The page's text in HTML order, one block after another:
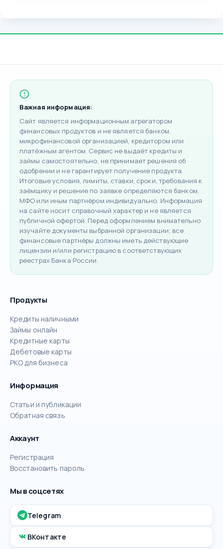
Важная информация:
Сайт является информационным агрегатором
финансовых продуктов и не является банком,
микрофинансовой организацией, кредитором или
платёжным агентом. Сервис не выдаёт кредиты и
займы самостоятельно, не принимает решения об
одобрении и не гарантирует получение продукта.
Итоговые условия, лимиты, ставки, сроки, требования к
заёмщику и решение по заявке определяются банком,
МФО или иным партнёром индивидуально. Информация
на сайте носит справочный характер и не является
публичной офертой. Перед оформлением внимательно
изучайте документы выбранной организации; все
финансовые партнёры должны иметь действующие
лицензии и/или регистрацию в соответствующих
реестрах Банка России.
Продукты
Кредиты наличными
Займы онлайн
Кредитные карты
Дебетовые карты
РКО для бизнеса
Информация
Статьи и публикации
Обратная связь
Аккаунт
Регистрация
Восстановить пароль
Мы в соцсетях
Telegram
ВКонтакте